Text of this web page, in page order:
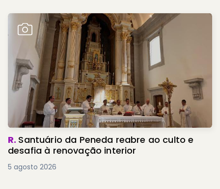
R. Santuário da Peneda reabre ao culto e
desafia à renovação interior
5 agosto 2026